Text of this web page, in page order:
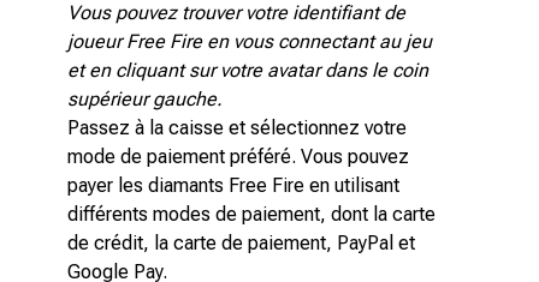
Vous pouvez trouver votre identifiant de
joueur Free Fire en vous connectant au jeu
et en cliquant sur votre avatar dans le coin
supérieur gauche.
Passez à la caisse et sélectionnez votre
mode de paiement préféré. Vous pouvez
payer les diamants Free Fire en utilisant
différents modes de paiement, dont la carte
de crédit, la carte de paiement, PayPal et
Google Pay.